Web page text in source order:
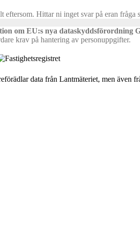
eftersom. Hittar ni inget svar på eran fråga
om EU:s nya dataskyddsförordning
krav på hantering av personuppgifter.
data från Lantmäteriet, men även